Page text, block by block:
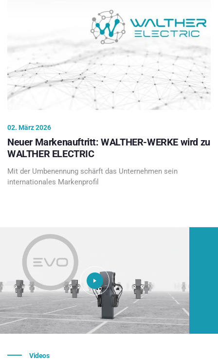
02. März 2026
Neuer Markenauftritt: WALTHER-WERKE wird zu
WALTHER ELECTRIC
Mit der Umbenennung schärft das Unternehmen sein
internationales Markenprofil
Videos